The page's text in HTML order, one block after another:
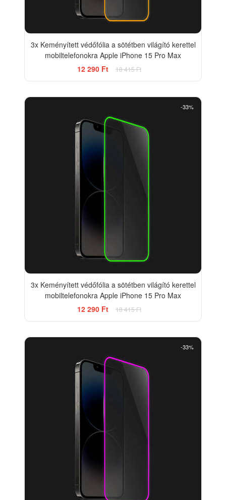
3x Keményített védőfólia a sötétben világító kerettel
mobiltelefonokra Apple iPhone 15 Pro Max
12 290 Ft
18 415 Ft
-33%
3x Keményített védőfólia a sötétben világító kerettel
mobiltelefonokra Apple iPhone 15 Pro Max
12 290 Ft
18 415 Ft
-33%